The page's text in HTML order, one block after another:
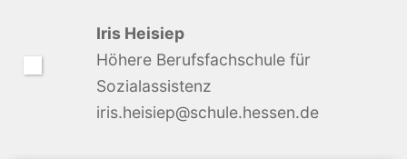
Iris Heisiep
Höhere Berufsfachschule für
Sozialassistenz
iris.heisiep@schule.hessen.de